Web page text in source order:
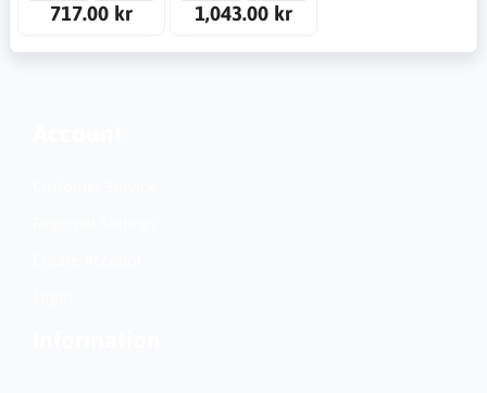
717.00 kr
1,043.00 kr